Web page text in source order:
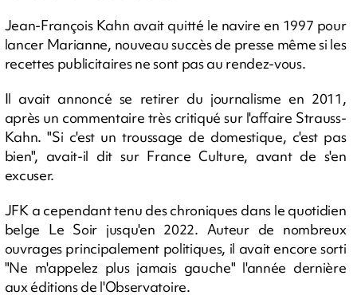
Jean-François Kahn avait quitté le navire en 1997 pour
lancer Marianne, nouveau succès de presse même si les
recettes publicitaires ne sont pas au rendez-vous.
Il avait annoncé se retirer du journalisme en 2011,
après un commentaire très critiqué sur l'affaire Strauss-
Kahn. "Si c'est un troussage de domestique, c'est pas
bien", avait-il dit sur France Culture, avant de s'en
excuser.
JFK a cependant tenu des chroniques dans le quotidien
belge Le Soir jusqu'en 2022. Auteur de nombreux
ouvrages principalement politiques, il avait encore sorti
"Ne m'appelez plus jamais gauche" l'année dernière
aux éditions de l'Observatoire.